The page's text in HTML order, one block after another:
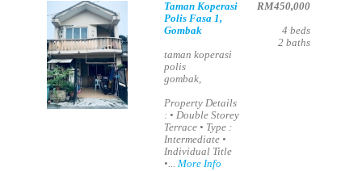
Taman Koperasi
Polis Fasa 1,
Gombak
taman koperasi
polis
gombak,
Property Details
: • Double Storey
Terrace • Type :
Intermediate •
Individual Title
•...More Info
RM450,000
4 beds
2 baths